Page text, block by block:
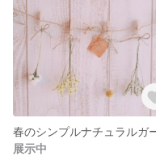
展示中